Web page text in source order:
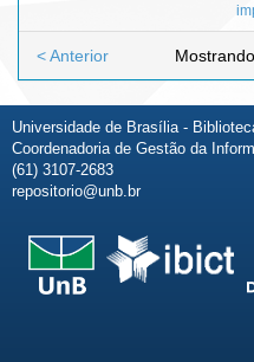
< Anterior
Universidade de Brasília -
Coordenadoria de Gestão da
(61) 3107-2683
repositorio@unb.br